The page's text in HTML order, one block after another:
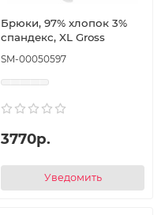
Брюки, 97% хлопок 3%
спандекс, XL Gross
SM-00050597
3770р.
Уведомить